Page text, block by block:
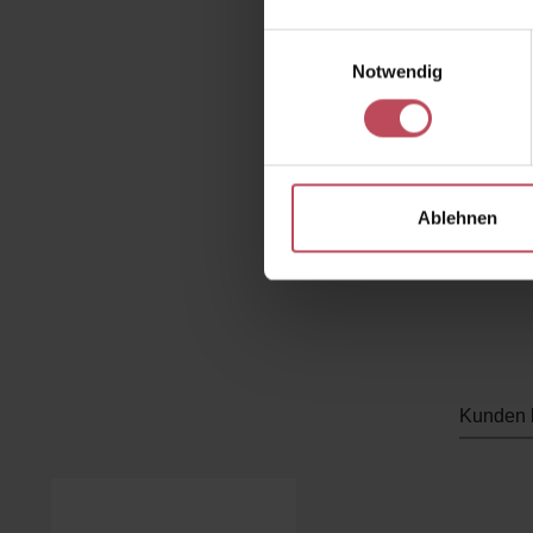
Notwendig
Ablehnen
das
Kunden